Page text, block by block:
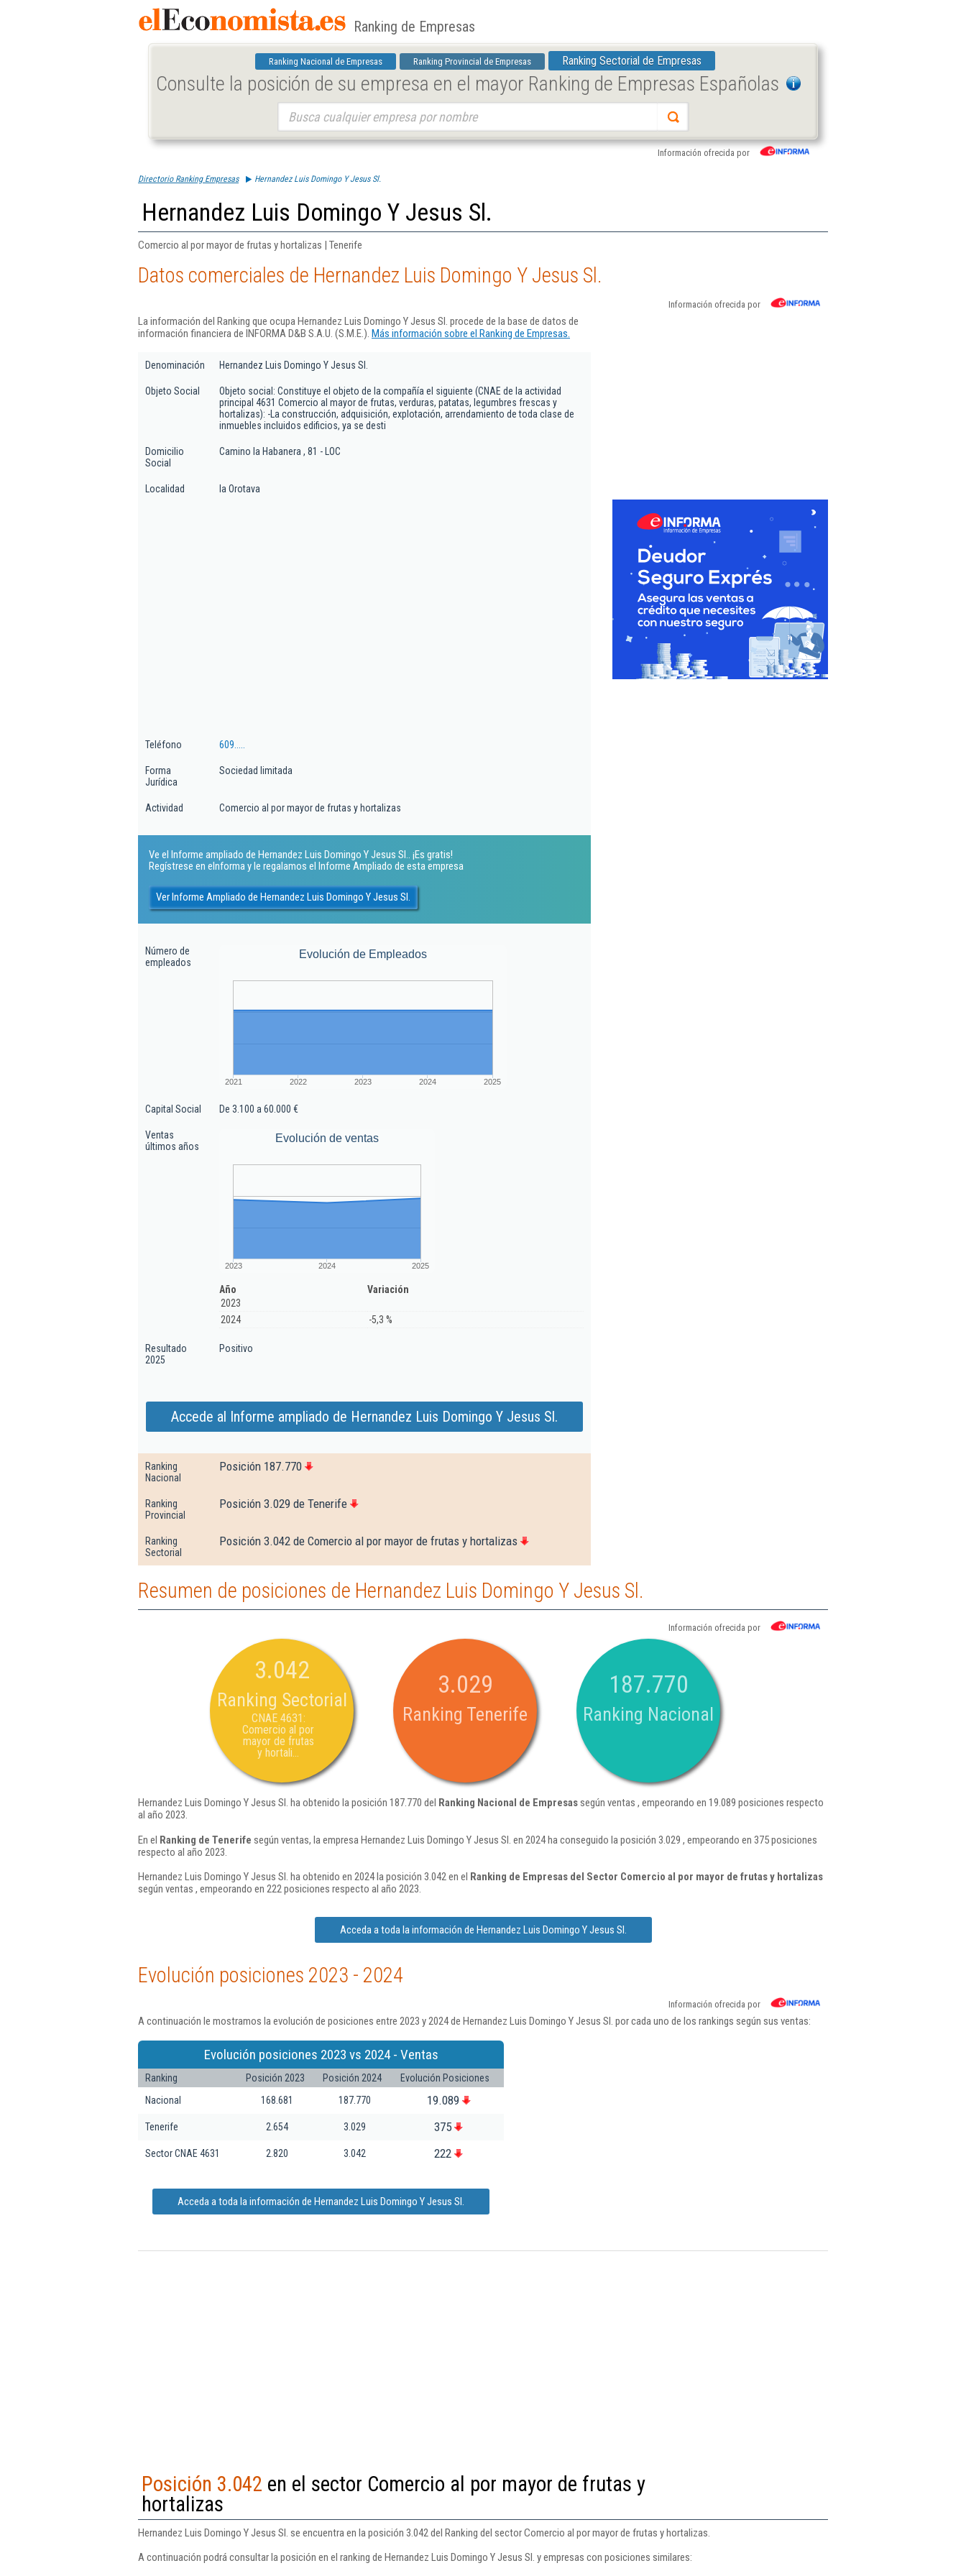
Ranking de Empresas
Ranking Nacional de Empresas Ranking Provincial de Empresas Ranking Sectorial de Empresas
Consulte la posición de su empresa en el mayor Ranking de Empresas Españolas
Información ofrecida por
Directorio Ranking Empresas Hernandez Luis Domingo Y Jesus Sl.
Hernandez Luis Domingo Y Jesus Sl.
Comercio al por mayor de frutas y hortalizas | Tenerife
Datos comerciales de Hernandez Luis Domingo Y Jesus Sl.
Información ofrecida por
La información del Ranking que ocupa Hernandez Luis Domingo Y Jesus Sl. procede de la base de datos de
información financiera de INFORMA D&B S.A.U. (S.M.E.). Más información sobre el Ranking de Empresas.
Denominación Hernandez Luis Domingo Y Jesus Sl.
Objeto Social
Objeto social: Constituye el objeto de la compañía el siguiente (CNAE de la actividad
principal 4631 Comercio al mayor de frutas, verduras, patatas, legumbres frescas y
hortalizas): -La construcción, adquisición, explotación, arrendamiento de toda clase de
inmuebles incluidos edificios, ya se desti
Domicilio
Social
Camino la Habanera , 81 - LOC
Localidad la Orotava
Teléfono 609.....
Forma
Jurídica
Sociedad limitada
Actividad Comercio al por mayor de frutas y hortalizas
Ve el Informe ampliado de Hernandez Luis Domingo Y Jesus Sl.. ¡Es gratis!
Regístrese en eInforma y le regalamos el Informe Ampliado de esta empresa
Ver Informe Ampliado de Hernandez Luis Domingo Y Jesus Sl.
Número de
empleados
Evolución de Empleados
2021 2022 2023 2024 2025
Capital Social De 3.100 a 60.000 €
Ventas
últimos años
Evolución de ventas
2023 2024 2025
Año
Variación
2023
2024
-5,3 %
Resultado
2025
Positivo
Accede al Informe ampliado de Hernandez Luis Domingo Y Jesus Sl.
Ranking
Nacional
Posición 187.770
Ranking
Provincial
Posición 3.029 de Tenerife
Ranking
Sectorial
Posición 3.042 de Comercio al por mayor de frutas y hortalizas
Resumen de posiciones de Hernandez Luis Domingo Y Jesus Sl.
Información ofrecida por
3.042
Ranking Sectorial
CNAE 4631:
Comercio al por
mayor de frutas
y hortali...
3.029
Ranking Tenerife
187.770
Ranking Nacional
Hernandez Luis Domingo Y Jesus Sl. ha obtenido la posición 187.770 del Ranking Nacional de Empresassegún ventas , empeorando en 19.089 posiciones respecto
al año 2023.
En el Ranking de Tenerife según ventas, la empresa Hernandez Luis Domingo Y Jesus Sl. en 2024 ha conseguido la posición 3.029 , empeorando en 375 posiciones
respecto al año 2023.
Hernandez Luis Domingo Y Jesus Sl. ha obtenido en 2024 la posición 3.042 en el Ranking de Empresas del Sector Comercio al por mayor de frutas y hortalizas
según ventas , empeorando en 222 posiciones respecto al año 2023.
Acceda a toda la información de Hernandez Luis Domingo Y Jesus Sl.
Evolución posiciones 2023 - 2024
Información ofrecida por
A continuación le mostramos la evolución de posiciones entre 2023 y 2024 de Hernandez Luis Domingo Y Jesus Sl. por cada uno de los rankings según sus ventas:
Evolución posiciones 2023 vs 2024 - Ventas
Ranking Posición 2023 Posición 2024
Evolución Posiciones
Nacional
168.681 187.770 19.089
Tenerife 2.654 3.029 375
Sector CNAE 4631 2.820 3.042 222
Acceda a toda la información de Hernandez Luis Domingo Y Jesus Sl.
Posición 3.042 en el sector Comercio al por mayor de frutas y
hortalizas
Hernandez Luis Domingo Y Jesus Sl. se encuentra en la posición 3.042 del Ranking del sector Comercio al por mayor de frutas y hortalizas.
A continuación podrá consultar la posición en el ranking de Hernandez Luis Domingo Y Jesus Sl. y empresas con posiciones similares: